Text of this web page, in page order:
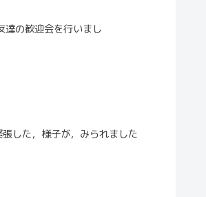
達の歓迎会を行いまし
した，様子が，みられました